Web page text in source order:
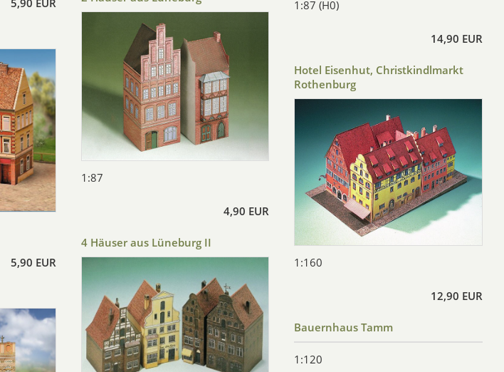
5,90 EUR
5,90 EUR
1:87
4,90 EUR
4 Häuser aus Lüneburg II
1:87 (H0)
14,90 EUR
Hotel Eisenhut, Christkindlmarkt
Rothenburg
1:160
12,90 EUR
Bauernhaus Tamm
1:120